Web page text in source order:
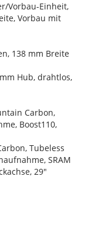
Vorbau-Einheit,
Vorbau mit
138 mm Breite
Hub, drahtlos,
Carbon,
Boost110,
Tubeless
SRAM
29"